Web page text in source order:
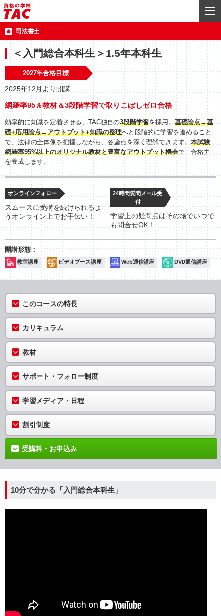
司法書士
＜入門総合本科生＞1.5年本科生
2027年合格目標
2025年12月より開講
網羅率95％教材＆3段階学習で取りこぼしゼロ合格
効率的に知識を定着させる、TAC独自の3段階学習を採用。基礎論点→基
礎+応用論点→アウトプット+知識の整理へと段階的に学習を進めること
で、法律の全体像を把握しながら、各論点を深く理解できます。 本試験
網羅率95%以上のオリジナル教材と豊富なアウトプット機会で、合格力
を養成します。
オンラインフォロー
スムーズに受講を続けられるよ
うオンライン上でお手伝い！
24時間質問メール受
付
学習上の疑問点はその場でいつで
も問合せOK！
教室講座 ビデオブース講座 Web通信講座 DVD通信講座
このコースの特長
カリキュラム
教材
サポート・フォロー制度
学習メディア・日程
割引制度
受講料・お申込み
10分で分かる「入門総合本科生」